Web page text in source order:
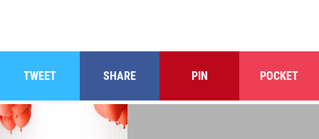
TWEET SHARE PIN POCKET